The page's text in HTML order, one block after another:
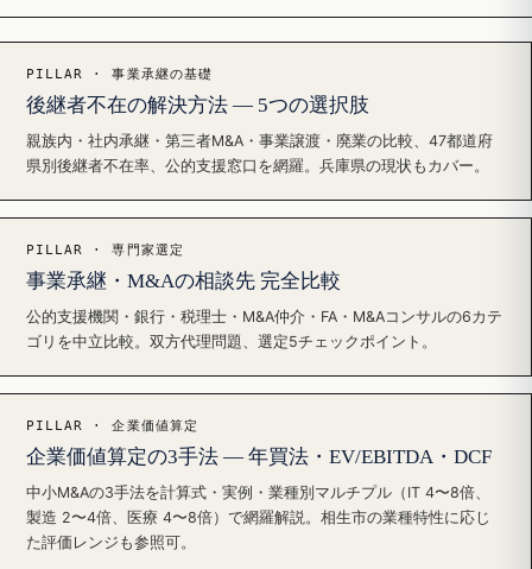
PILLAR · 事業承継の基礎
後継者不在の解決方法 — 5つの選択肢
親族内・社内承継・第三者M&A・事業譲渡・廃業の比較、47都道府
県別後継者不在率、公的支援窓口を網羅。兵庫県の現状もカバー。
PILLAR · 専門家選定
事業承継・M&Aの相談先 完全比較
公的支援機関・銀行・税理士・M&A仲介・FA・M&Aコンサルの6カテ
ゴリを中立比較。双方代理問題、選定5チェックポイント。
PILLAR · 企業価値算定
企業価値算定の3手法 — 年買法・EV/EBITDA・DCF
中小M&Aの3手法を計算式・実例・業種別マルチプル（IT 4〜8倍、
製造 2〜4倍、医療 4〜8倍）で網羅解説。相生市の業種特性に応じ
た評価レンジも参照可。